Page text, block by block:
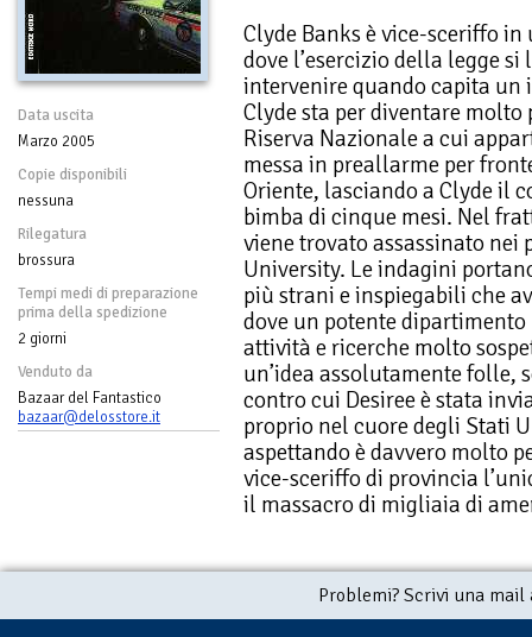
Data uscita
Marzo 2005
Copie disponibili
nessuna
Rilegatura
brossura
Tempi medi di preparazione
prima della spedizione
2 giorni
Venduto da
Bazaar del Fantastico
bazaar@delosstore.it
Clyde Banks è vice-sceriffo
dove l’esercizio della legge
intervenire quando capita un
Clyde sta per diventare
Riserva Nazionale a cui
messa in preallarme per
Oriente, lasciando a Clyde il
bimba di cinque mesi. Nel
viene trovato assassinato nei
University. Le indagini
più strani e inspiegabili che
dove un potente
attività e ricerche molto
un’idea assolutamente folle,
contro cui Desiree è stata
proprio nel cuore degli Stati
aspettando è davvero molto
vice-sceriffo di provincia
il massacro di migliaia di
Problemi? Scrivi una